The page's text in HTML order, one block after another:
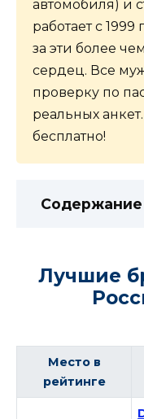
автомобиля) и
работает с 1999
за эти более
сердец. Все
проверку по
реальных
бесплатно!
Содержание
Лучшие
Место в
рейтинге